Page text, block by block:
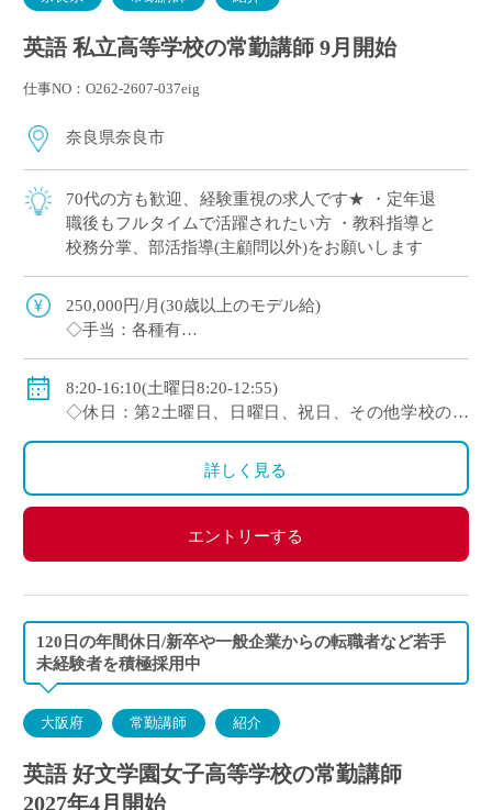
英語 私立高等学校の常勤講師 9月開始
仕事NO：O262-2607-037eig
奈良県奈良市
70代の方も歓迎、経験重視の求人です★ ・定年退
職後もフルタイムで活躍されたい方 ・教科指導と
校務分掌、部活指導(主顧問以外)をお願いします
250,000円/月(30歳以上のモデル給)
◇手当：各種有
◇保険：私学共済、雇用保険、労災保険
8:20-16:10(土曜日8:20-12:55)
◇休日：第2土曜日、日曜日、祝日、その他学校の定
詳しく見る
エントリーする
120日の年間休日/新卒や一般企業からの転職者など若手
未経験者を積極採用中
大阪府 常勤講師 紹介
英語 好文学園女子高等学校の常勤講師
2027年4月開始